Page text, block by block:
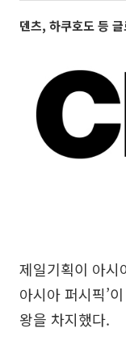
덴츠, 하쿠호도 등
제일기획이 아시
아시아 퍼시픽’
왕을 차지했다.